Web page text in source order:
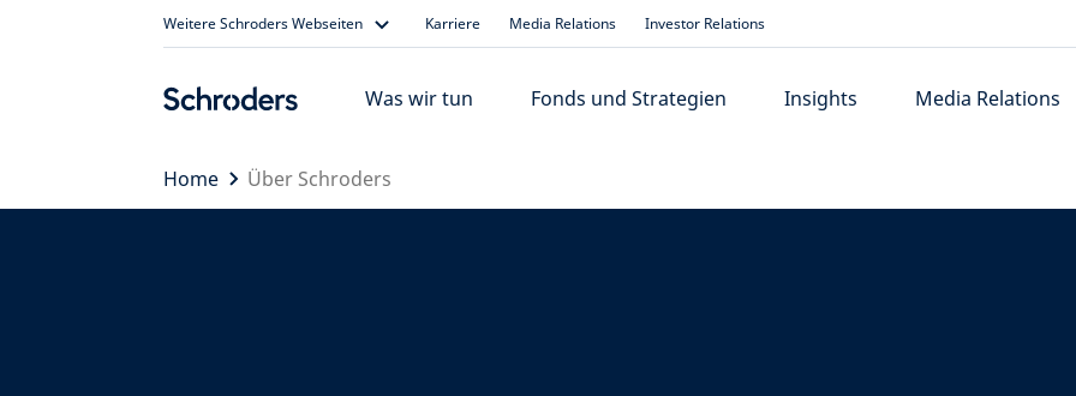
Weitere Schroders Webseiten Karriere Media Relations Investor Relations
Was wir tun Fonds und Strategien Insights Media Relations
Home Über Schroders